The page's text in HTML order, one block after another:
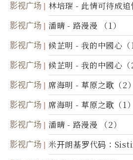
影视广场 林培瑞 - 此情可待成追
影视广场 潘晴 - 路漫漫 （1）
影视广场 候芷明 - 我的中國心（1
影视广场 候芷明 - 我的中國心（2
影视广场 席海明 - 草原之歌（2）
影视广场 席海明 - 草原之歌（1）
影视广场 潘晴 - 路漫漫 （2）
影视广场
米开朗基罗代码：